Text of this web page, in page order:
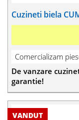
Cuzineti biela
Comercializam
De vanzare
garantie!